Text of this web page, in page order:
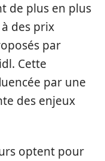
de plus en plus
des prix
par
Cette
par une
des enjeux
optent pour